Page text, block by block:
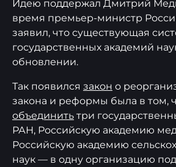
Идею поддержал Дмитрий
время премьер-министр
заявил, что существующая
государственных академий
обновлении.
Так появился закон о
закона и реформы была в том,
объединить три
РАН, Российскую академию
Российскую академию
наук — в одну организацию